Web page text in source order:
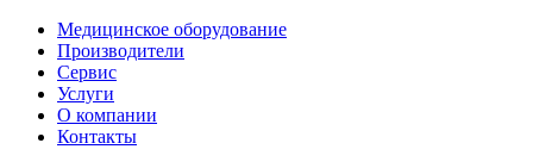
Медицинское оборудование
Производители
Сервис
Услуги
О компании
Контакты